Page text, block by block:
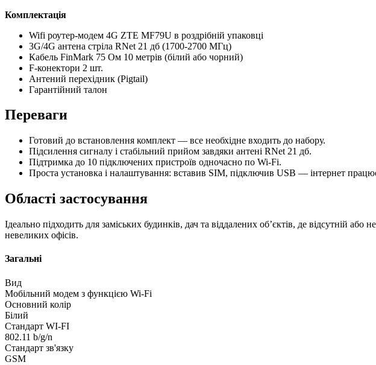
Комплектація
Wifi роутер‑модем 4G ZTE MF79U в роздрібній упаковці
3G/4G антена стріла RNet 21 дб (1700-2700 МГц)
Кабель FinMark 75 Ом 10 метрів (білий або чорний)
F‑конектори 2 шт.
Антений перехідник (Pigtail)
Гарантійний талон
Переваги
Готовий до встановлення комплект — все необхідне входить до набору.
Підсилення сигналу і стабільний прийом завдяки антені RNet 21 дб.
Підтримка до 10 підключених пристроїв одночасно по Wi‑Fi.
Проста установка і налаштування: вставив SIM, підключив USB — інтернет
Області застосування
Ідеально підходить для заміських будинків, дач та віддалених об’єктів, де відсутній
невеликих офісів.
Загальні
Вид
Мобільний модем з функцією Wi-Fi
Основний колір
Білий
Стандарт WI-FI
802.11 b/g/n
Стандарт зв'язку
GSM